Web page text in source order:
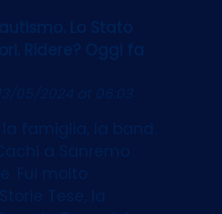
autismo. Lo Stato
Ridere? Oggi fa
05/2024 at 06:03
la famiglia, la band.
a Sanremo
Fui molto
Tese, la